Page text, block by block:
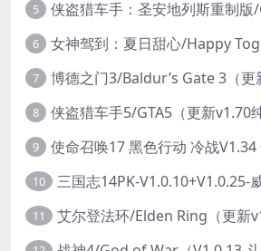
5
6
7
8
9
10
11 艾尔登法环/Elden Ring（更新